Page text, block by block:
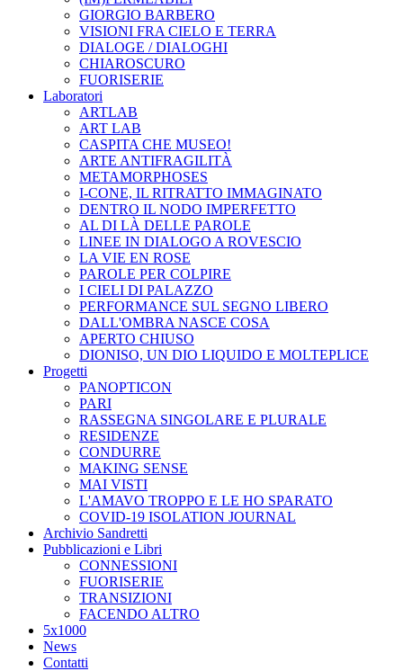
GIORGIO BARBERO
VISIONI FRA CIELO E TERRA
DIALOGE / DIALOGHI
CHIAROSCURO
FUORISERIE
Laboratori
ARTLAB
ART LAB
CASPITA CHE MUSEO!
ARTE ANTIFRAGILITÀ
METAMORPHOSES
I-CONE, IL RITRATTO IMMAGINATO
DENTRO IL NODO IMPERFETTO
AL DI LÀ DELLE PAROLE
LINEE IN DIALOGO A ROVESCIO
LA VIE EN ROSE
PAROLE PER COLPIRE
I CIELI DI PALAZZO
PERFORMANCE SUL SEGNO LIBERO
DALL'OMBRA NASCE COSA
APERTO CHIUSO
DIONISO, UN DIO LIQUIDO E MOLTEPLICE
Progetti
PANOPTICON
PARI
RASSEGNA SINGOLARE E PLURALE
RESIDENZE
CONDURRE
MAKING SENSE
MAI VISTI
L'AMAVO TROPPO E LE HO SPARATO
COVID-19 ISOLATION JOURNAL
Archivio Sandretti
Pubblicazioni e Libri
CONNESSIONI
FUORISERIE
TRANSIZIONI
FACENDO ALTRO
5x1000
News
Contatti